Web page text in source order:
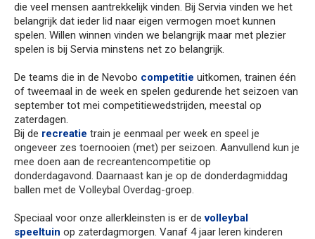
die veel mensen aantrekkelijk vinden. Bij Servia vinden we het
belangrijk dat ieder lid naar eigen vermogen moet kunnen
spelen. Willen winnen vinden we belangrijk maar met plezier
spelen is bij Servia minstens net zo belangrijk.
De teams die in de Nevobo competitie uitkomen, trainen één
of tweemaal in de week en spelen gedurende het seizoen van
september tot mei competitiewedstrijden, meestal op
zaterdagen.
Bij de recreatie train je eenmaal per week en speel je
ongeveer zes toernooien (met) per seizoen. Aanvullend kun je
mee doen aan de recreantencompetitie op
donderdagavond. Daarnaast kan je op de donderdagmiddag
ballen met de Volleybal Overdag-groep.
Speciaal voor onze allerkleinsten is er devolleybal
speeltuin op zaterdagmorgen. Vanaf 4 jaar leren kinderen